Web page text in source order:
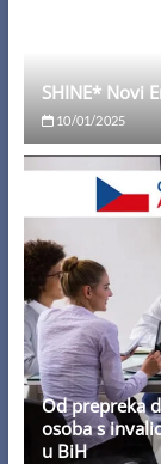
SHINE* Novi
10/01/2025
Od prepreka
osoba s
u BiH